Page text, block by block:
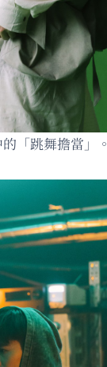
「跳舞擔當」。